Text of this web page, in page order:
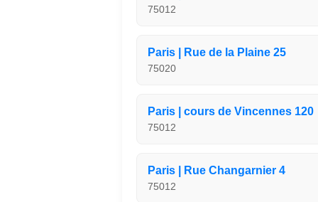
75012
Paris | Rue de la Plaine 25
75020
Paris | cours de Vincennes 120
75012
Paris | Rue Changarnier 4
75012